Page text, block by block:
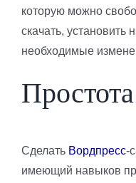
которую можно
скачать, установить
необходимые
Сделать Вордпресс-
имеющий навыков